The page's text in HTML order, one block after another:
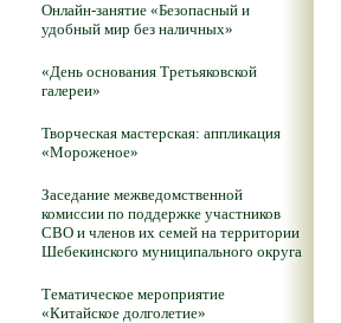
Онлайн-занятие «Безопасный и
удобный мир без наличных»
«День основания Третьяковской
галереи»
Творческая мастерская: аппликация
«Мороженое»
Заседание межведомственной
комиссии по поддержке участников
СВО и членов их семей на территории
Шебекинского муниципального округа
Тематическое мероприятие
«Китайское долголетие»